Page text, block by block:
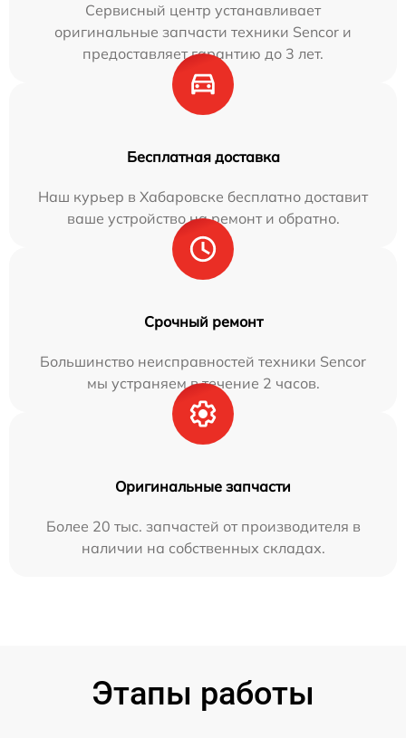
Сервисный центр устанавливает
оригинальные запчасти техники Sencor и
предоставляет гарантию до 3 лет.
Бесплатная доставка
Наш курьер в Хабаровске бесплатно доставит
ваше устройство на ремонт и обратно.
Срочный ремонт
Большинство неисправностей техники Sencor
мы устраняем в течение 2 часов.
Оригинальные запчасти
Более 20 тыс. запчастей от производителя в
наличии на собственных складах.
Этапы работы